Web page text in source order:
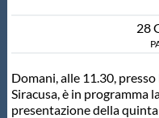
28
Domani, alle 11.30,
Siracusa, è in programma
presentazione della